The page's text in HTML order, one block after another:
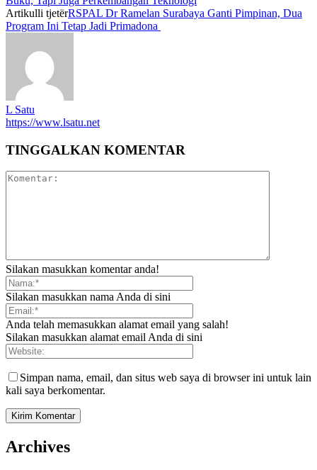
Artikulli tjetërRSPAL Dr Ramelan Surabaya Ganti Pimpinan, Dua
Program Ini Tetap Jadi Primadona
L Satu
https://www.lsatu.net
TINGGALKAN KOMENTAR
Silakan masukkan komentar anda!
Silakan masukkan nama Anda di sini
Anda telah memasukkan alamat email yang salah!
Silakan masukkan alamat email Anda di sini
Simpan nama, email, dan situs web saya di browser ini untuk lain
kali saya berkomentar.
Archives